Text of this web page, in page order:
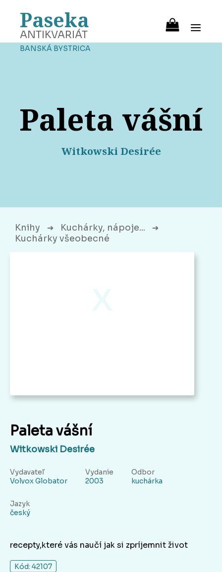
Paseka
ANTIKVARIÁT
BANSKÁ BYSTRICA
Paleta vášní
Witkowski Desirée
Knihy ➔ Kuchárky, nápoje... ➔
Kuchárky všeobecné
Paleta vášní
Witkowski Desirée
Vydavateľ
Volvox Globator
Vydanie
2003
Odbor
kuchárka
Jazyk
český
recepty,které vás naučí jak si zpríjemnit život
Kód: 42107